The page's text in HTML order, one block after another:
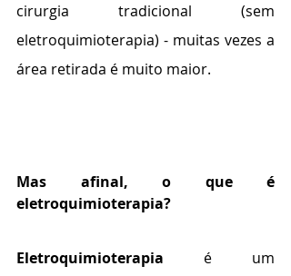
cirurgia tradicional (sem
eletroquimioterapia) - muitas vezes a
área retirada é muito maior.
Mas afinal, o que é
eletroquimioterapia?
Eletroquimioterapia é um